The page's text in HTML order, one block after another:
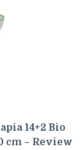
14+2 Bio
cm – Review